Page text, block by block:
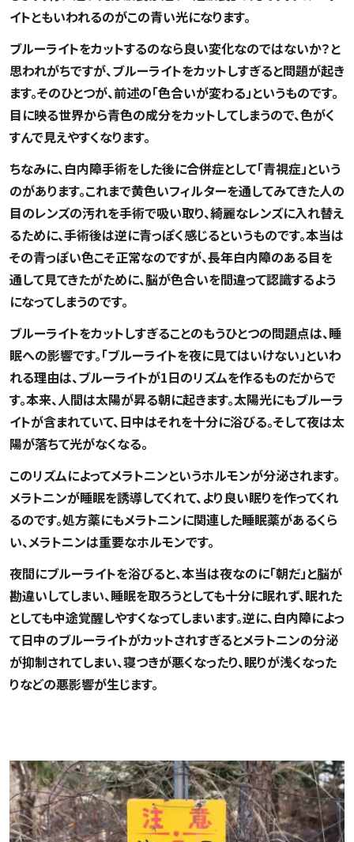
イトともいわれるのがこの青い光になります。
ブルーライトをカットするのなら良い変化なのではないか？と
思われがちですが、ブルーライトをカットしすぎると問題が起き
ます。そのひとつが、前述の「色合いが変わる」というものです。
目に映る世界から青色の成分をカットしてしまうので、色がく
すんで見えやすくなります。
ちなみに、白内障手術をした後に合併症として「青視症」という
のがあります。これまで黄色いフィルターを通してみてきた人の
目のレンズの汚れを手術で吸い取り、綺麗なレンズに入れ替え
るために、手術後は逆に青っぽく感じるというものです。本当は
その青っぽい色こそ正常なのですが、長年白内障のある目を
通して見てきたがために、脳が色合いを間違って認識するよう
になってしまうのです。
ブルーライトをカットしすぎることのもうひとつの問題点は、睡
眠への影響です。「ブルーライトを夜に見てはいけない」といわ
れる理由は、ブルーライトが1日のリズムを作るものだからで
す。本来、人間は太陽が昇る朝に起きます。太陽光にもブルーラ
イトが含まれていて、日中はそれを十分に浴びる。そして夜は太
陽が落ちて光がなくなる。
このリズムによってメラトニンというホルモンが分泌されます。
メラトニンが睡眠を誘導してくれて、より良い眠りを作ってくれ
るのです。処方薬にもメラトニンに関連した睡眠薬があるくら
い、メラトニンは重要なホルモンです。
夜間にブルーライトを浴びると、本当は夜なのに「朝だ」と脳が
勘違いしてしまい、睡眠を取ろうとしても十分に眠れず、眠れた
としても中途覚醒しやすくなってしまいます。逆に、白内障によっ
て日中のブルーライトがカットされすぎるとメラトニンの分泌
が抑制されてしまい、寝つきが悪くなったり、眠りが浅くなった
りなどの悪影響が生じます。